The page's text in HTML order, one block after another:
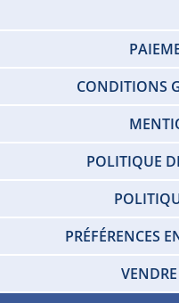
CONDITIONS
POLITIQUE
PRÉFÉRENCES